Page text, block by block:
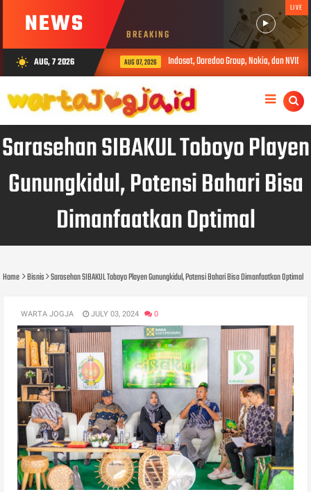
NEWS BREAKING
LIVE
wb_sunny AUG, 7 2026 AUG 07, 2026 Indosat, Ooredoo Group, Nokia, dan
Sarasehan SIBAKUL Toboyo Playen
Gunungkidul, Potensi Bahari Bisa
Dimanfaatkan Optimal
Home Bisnis Sarasehan SIBAKUL Toboyo Playen Gunungkidul, Potensi Bahari Bisa Dimanfaatkan Optimal
WARTA JOGJA JULY 03, 2024 0